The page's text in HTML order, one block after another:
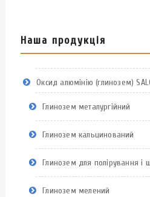
Наша продукція
Оксид алюмінію (глинозем)
Глинозем металургійний
Глинозем кальцинований
Глинозем для полірування і
Глинозем мелений